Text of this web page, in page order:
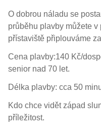
O dobrou náladu se
průběhu plavby můžete
přístaviště připlouváme
Cena plavby:140 Kč/
senior nad 70 let.
Délka plavby: cca 50
Kdo chce vidět západ
příležitost.